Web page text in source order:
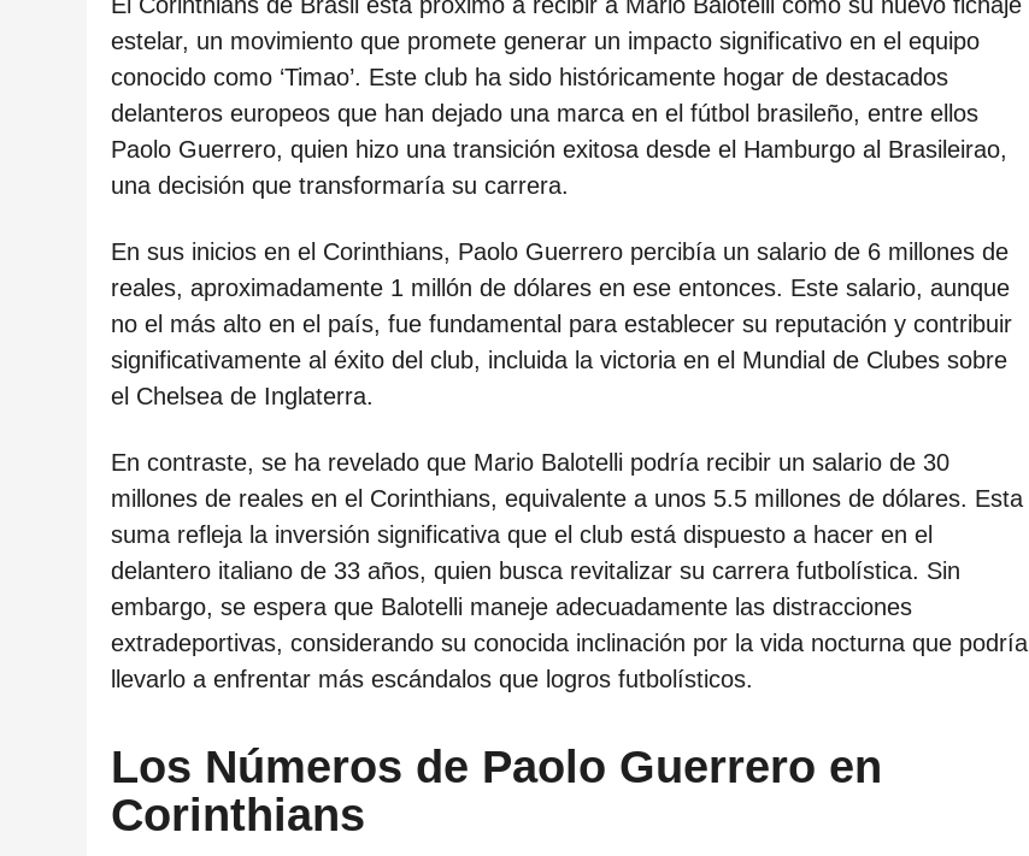
o
s
d
e
s
e
l
a
p
u
l
i
c
a
c
i
ó
estelar, un movimiento que promete generar un impacto significativo en el equipo
conocido como ‘Timao’. Este club ha sido históricamente hogar de destacados
delanteros europeos que han dejado una marca en el fútbol brasileño, entre ellos
Paolo Guerrero, quien hizo una transición exitosa desde el Hamburgo al Brasileirao,
una decisión que transformaría su carrera.
En sus inicios en el Corinthians, Paolo Guerrero percibía un salario de 6 millones de
reales, aproximadamente 1 millón de dólares en ese entonces. Este salario, aunque
no el más alto en el país, fue fundamental para establecer su reputación y contribuir
significativamente al éxito del club, incluida la victoria en el Mundial de Clubes sobre
el Chelsea de Inglaterra.
En contraste, se ha revelado que Mario Balotelli podría recibir un salario de 30
millones de reales en el Corinthians, equivalente a unos 5.5 millones de dólares. Esta
suma refleja la inversión significativa que el club está dispuesto a hacer en el
delantero italiano de 33 años, quien busca revitalizar su carrera futbolística. Sin
embargo, se espera que Balotelli maneje adecuadamente las distracciones
extradeportivas, considerando su conocida inclinación por la vida nocturna que podría
llevarlo a enfrentar más escándalos que logros futbolísticos.
Los Números de Paolo Guerrero en
Corinthians